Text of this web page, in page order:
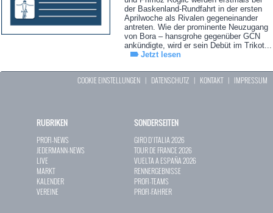
der Baskenland-Rundfahrt in der ersten
Aprilwoche als Rivalen gegeneinander
antreten. Wie der prominente Neuzugang
von Bora – hansgrohe gegenüber GCN
ankündigte, wird er sein Debüt im Trikot...
Jetzt lesen
COOKIE EINSTELLUNGEN | DATENSCHUTZ | KONTAKT| IMPRESSUM
RUBRIKEN
PROFI-NEWS
JEDERMANN-NEWS
LIVE
MARKT
KALENDER
VEREINE
SONDERSEITEN
GIRO D`ITALIA 2026
TOUR DE FRANCE 2026
VUELTA A ESPAÑA 2026
RENNERGEBNISSE
PROFI-TEAMS
PROFI-FAHRER